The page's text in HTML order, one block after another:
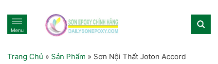
Menu
Trang Chủ » Sản Phẩm » Sơn Nội Thất Joton Accord